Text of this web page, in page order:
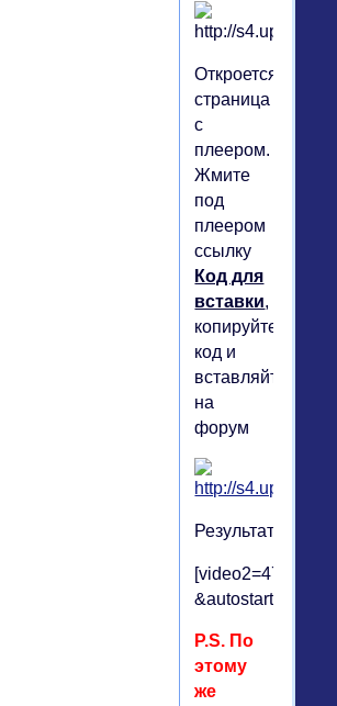
Откроется
страница
с
плеером.
Жмите
под
плеером
ссылку
Код для
вставки,
копируйте
код и
вставляйте
на
форум
Результат:
P.S. По
этому
же